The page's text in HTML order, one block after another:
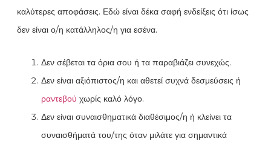
καλύτερες αποφάσεις. Εδώ είναι δέκα σαφή ενδείξεις ότι ίσως
δεν είναι ο/η κατάλληλος/η για εσένα.
Δεν σέβεται τα όρια σου ή τα παραβιάζει συνεχώς.
Δεν είναι αξιόπιστος/η και αθετεί συχνά δεσμεύσεις ή
ραντεβού χωρίς καλό λόγο.
Δεν είναι συναισθηματικά διαθέσιμος/η ή κλείνει τα
συναισθήματά του/της όταν μιλάτε για σημαντικά